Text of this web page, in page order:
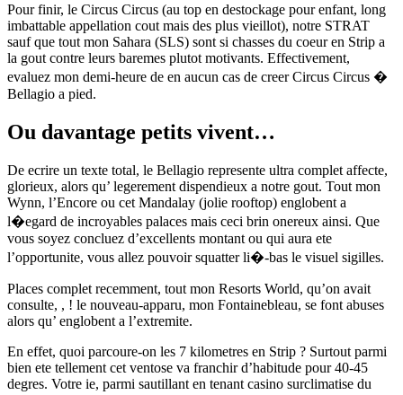
Pour finir, le Circus Circus (au top en destockage pour enfant, long
imbattable appellation cout mais des plus vieillot), notre STRAT
sauf que tout mon Sahara (SLS) sont si chasses du coeur en Strip a
la gout contre leurs baremes plutot motivants. Effectivement,
evaluez mon demi-heure de en aucun cas de creer Circus Circus �
Bellagio a pied.
Ou davantage petits vivent…
De ecrire un texte total, le Bellagio represente ultra complet affecte,
glorieux, alors qu’ legerement dispendieux a notre gout. Tout mon
Wynn, l’Encore ou cet Mandalay (jolie rooftop) englobent a
l�egard de incroyables palaces mais ceci brin onereux ainsi. Que
vous soyez concluez d’excellents montant ou qui aura ete
l’opportunite, vous allez pouvoir squatter li�-bas le visuel sigilles.
Places complet recemment, tout mon Resorts World, qu’on avait
consulte, , ! le nouveau-apparu, mon Fontainebleau, se font abuses
alors qu’ englobent a l’extremite.
En effet, quoi parcoure-on les 7 kilometres en Strip ? Surtout parmi
bien ete tellement cet ventose va franchir d’habitude pour 40-45
degres. Votre ie, parmi sautillant en tenant casino surclimatise du